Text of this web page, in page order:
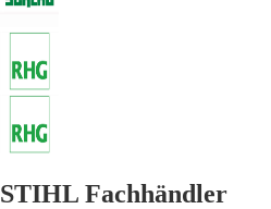
STIHL Fachhändler